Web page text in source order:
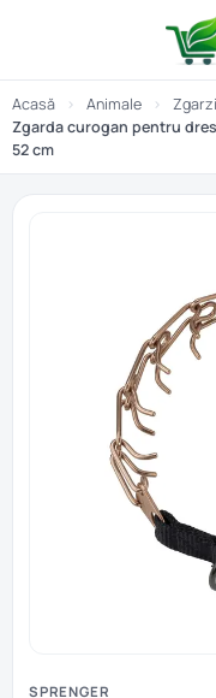
Acasă › Animale ›
Zgarda curogan pentru
52 cm
SPRENGER